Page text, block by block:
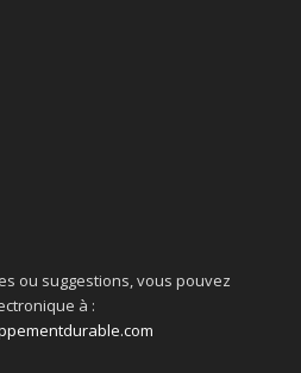
ou suggestions, vous pouvez
à :